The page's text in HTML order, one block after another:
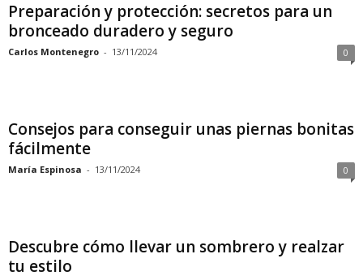
Preparación y protección: secretos para un
bronceado duradero y seguro
Carlos Montenegro - 13/11/2024 0
Consejos para conseguir unas piernas bonitas
fácilmente
María Espinosa - 13/11/2024 0
Descubre cómo llevar un sombrero y realzar
tu estilo